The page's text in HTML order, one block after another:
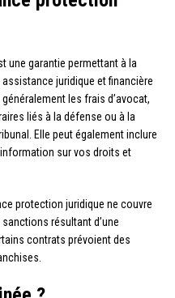
une garantie permettant à la
juridique et financière
les frais d’avocat,
liés à la défense ou à la
Elle peut également inclure
sur vos droits et
protection juridique ne couvre
résultant d’une
contrats prévoient des